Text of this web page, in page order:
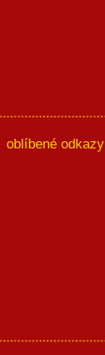
oblíbené odkazy